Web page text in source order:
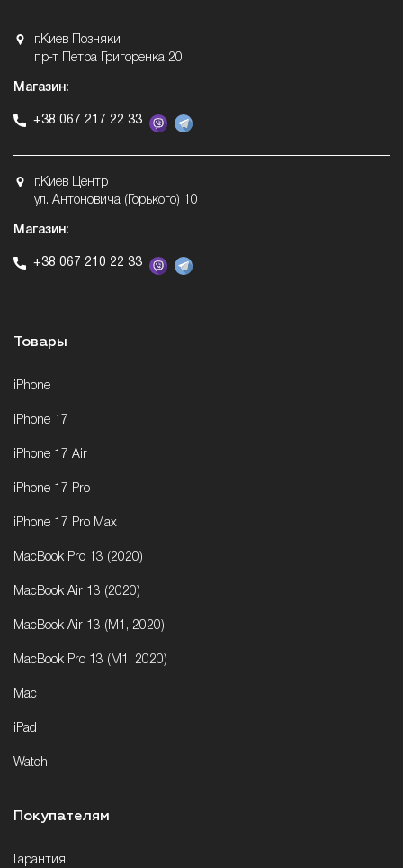
г.Киев Позняки
пр-т Петра Григоренка 20
Магазин:
+38 067 217 22 33
г.Киев Центр
ул. Антоновича (Горького) 10
Магазин:
+38 067 210 22 33
Товары
iPhone
iPhone 17
iPhone 17 Air
iPhone 17 Pro
iPhone 17 Pro Max
MacBook Pro 13 (2020)
MacBook Air 13 (2020)
MacBook Air 13 (M1, 2020)
MacBook Pro 13 (M1, 2020)
Mac
iPad
Watch
Покупателям
Гарантия